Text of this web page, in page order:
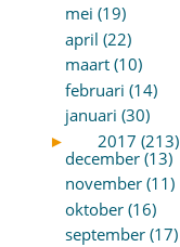
mei (19)
april (22)
maart (10)
februari (14)
januari (30)
►
2017 (213)
december (13)
november (11)
oktober (16)
september (17)